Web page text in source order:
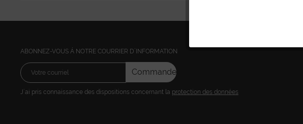
ABONNEZ-VOUS Á NOTRE COURRIER D´INFORMATION
Commandez
J´ai pris connaissance des dispositions concernant la protection des données